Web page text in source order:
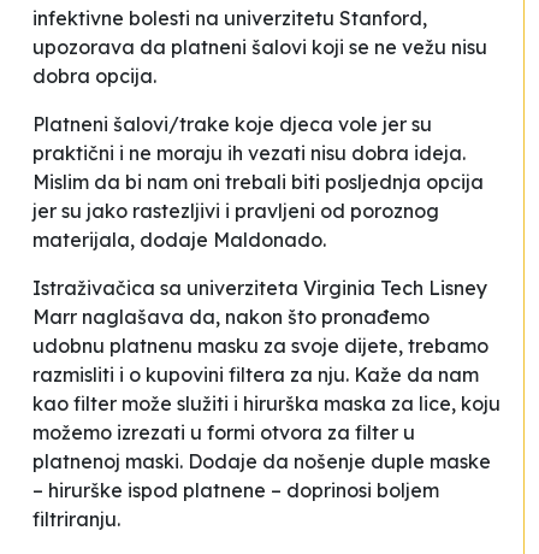
infektivne bolesti na univerzitetu Stanford,
upozorava da platneni šalovi koji se ne vežu nisu
dobra opcija.
Platneni šalovi/trake koje djeca vole jer su
praktični i ne moraju ih vezati nisu dobra ideja.
Mislim da bi nam oni trebali biti posljednja opcija
jer su jako rastezljivi i pravljeni od poroznog
materijala, dodaje Maldonado.
Istraživačica sa univerziteta Virginia Tech Lisney
Marr naglašava da, nakon što pronađemo
udobnu platnenu masku za svoje dijete, trebamo
razmisliti i o kupovini filtera za nju. Kaže da nam
kao filter može služiti i hirurška maska za lice, koju
možemo izrezati u formi otvora za filter u
platnenoj maski. Dodaje da nošenje duple maske
– hirurške ispod platnene – doprinosi boljem
filtriranju.